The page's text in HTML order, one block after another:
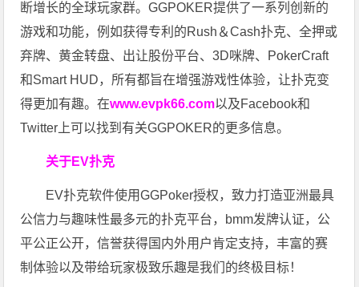
断增长的全球玩家群。GGPOKER提供了一系列创新的
游戏和功能，例如获得专利的Rush＆Cash扑克、全押或
弃牌、黄金转盘、出让股份平台、3D咪牌、PokerCraft
和Smart HUD，所有都旨在增强游戏性体验，让扑克变
得更加有趣。在www.evpk66.com以及Facebook和
Twitter上可以找到有关GGPOKER的更多信息。
关于EV扑克
EV扑克软件使用GGPoker授权，致力打造亚洲最具
公信力与趣味性最多元的扑克平台，bmm发牌认证，公
平公正公开，信誉获得国内外用户肯定支持，丰富的赛
制体验以及带给玩家极致乐趣是我们的终极目标！